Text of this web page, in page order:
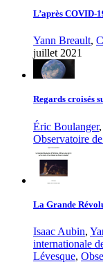
L’après COVID-
Yann Breault,
juillet 2021
Regards croisés
Éric Boulanger,
Observatoire
La Grande
Isaac Aubin,
internationale
Lévesque,